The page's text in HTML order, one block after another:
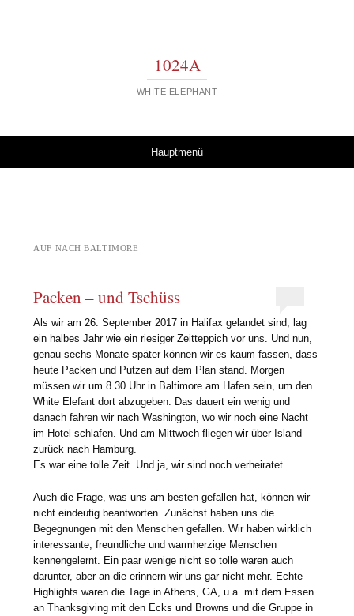
1024A
WHITE ELEPHANT
Hauptmenü
AUF NACH BALTIMORE
Packen – und Tschüss
Als wir am 26. September 2017 in Halifax gelandet sind, lag
ein halbes Jahr wie ein riesiger Zeitteppich vor uns. Und nun,
genau sechs Monate später können wir es kaum fassen, dass
heute Packen und Putzen auf dem Plan stand. Morgen
müssen wir um 8.30 Uhr in Baltimore am Hafen sein, um den
White Elefant dort abzugeben. Das dauert ein wenig und
danach fahren wir nach Washington, wo wir noch eine Nacht
im Hotel schlafen. Und am Mittwoch fliegen wir über Island
zurück nach Hamburg.
Es war eine tolle Zeit. Und ja, wir sind noch verheiratet.
Auch die Frage, was uns am besten gefallen hat, können wir
nicht eindeutig beantworten. Zunächst haben uns die
Begegnungen mit den Menschen gefallen. Wir haben wirklich
interessante, freundliche und warmherzige Menschen
kennengelernt. Ein paar wenige nicht so tolle waren auch
darunter, aber an die erinnern wir uns gar nicht mehr. Echte
Highlights waren die Tage in Athens, GA, u.a. mit dem Essen
an Thanksgiving mit den Ecks und Browns und die Gruppe in